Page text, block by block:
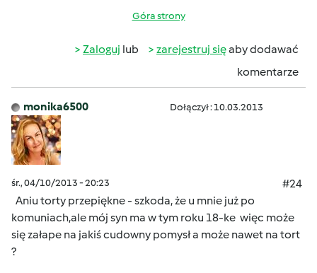
Góra strony
Zaloguj lub zarejestruj sięaby dodawać
komentarze
monika6500 Dołączył : 10.03.2013
śr., 04/10/2013 - 20:23
#24
Aniu torty przepiękne - szkoda, że u mnie już po
komuniach,ale mój syn ma w tym roku 18-ke więc może
się załape na jakiś cudowny pomysł a może nawet na tort
?